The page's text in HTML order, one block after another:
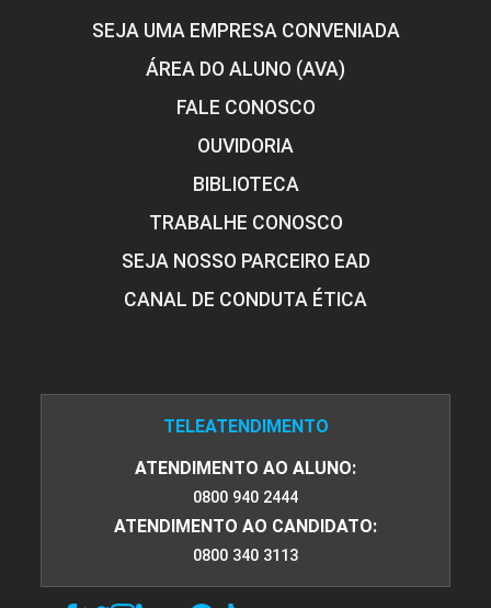
SEJA UMA EMPRESA CONVENIADA
ÁREA DO ALUNO (AVA)
FALE CONOSCO
OUVIDORIA
BIBLIOTECA
TRABALHE CONOSCO
SEJA NOSSO PARCEIRO EAD
CANAL DE CONDUTA ÉTICA
TELEATENDIMENTO
ATENDIMENTO AO ALUNO:
0800 940 2444
ATENDIMENTO AO CANDIDATO:
0800 340 3113